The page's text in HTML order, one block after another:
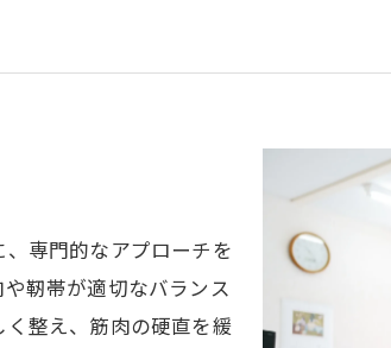
専門的なアプローチを
靭帯が適切なバランス
整え、筋肉の硬直を緩